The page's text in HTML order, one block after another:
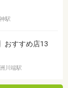
駅
おすすめ店13
川端駅